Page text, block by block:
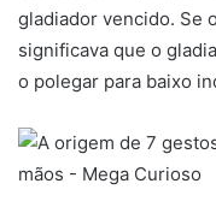
gladiador vencido. Se
significava que o
o polegar para baixo